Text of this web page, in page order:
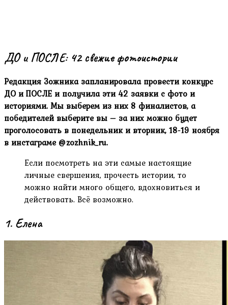
ДО и ПОСЛЕ: 42 свежие фотоистории
Редакция Зожника запланировала провести конкурс
ДО и ПОСЛЕ и получила эти 42 заявки с фото и
историями. Мы выберем из них 8 финалистов, а
победителей выберите вы – за них можно будет
проголосовать в понедельник и вторник, 18-19 ноября
в инстаграме @zozhnik_ru.
Если посмотреть на эти самые настоящие
личные свершения, прочесть истории, то
можно найти много общего, вдохновиться и
действовать. Всё возможно.
1. Елена